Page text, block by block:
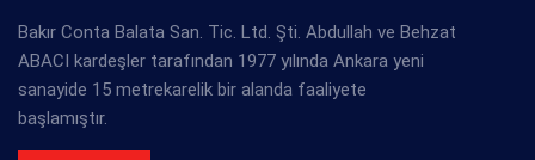
Bakır Conta Balata San. Tic. Ltd. Şti. Abdullah ve Behzat
ABACI kardeşler tarafından 1977 yılında Ankara yeni
sanayide 15 metrekarelik bir alanda faaliyete
başlamıştır.